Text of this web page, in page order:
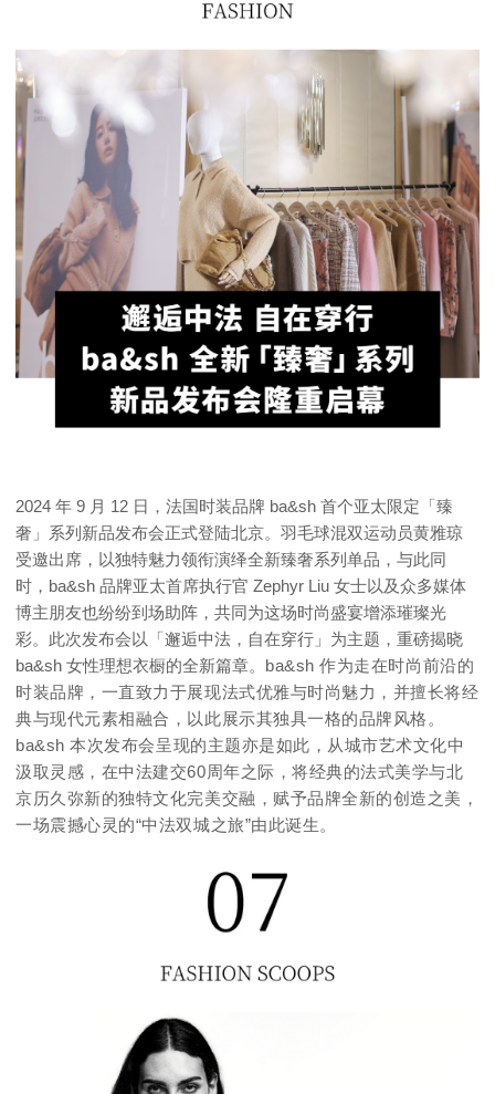
2024 年 9 月 12 日，法国时装品牌 ba&sh 首个亚太限定「臻
奢」系列新品发布会正式登陆北京。羽毛球混双运动员黄雅琼
受邀出席，以独特魅力领衔演绎全新臻奢系列单品，与此同
时，ba&sh 品牌亚太首席执行官 Zephyr Liu 女士以及众多媒体
博主朋友也纷纷到场助阵，共同为这场时尚盛宴增添璀璨光
彩。此次发布会以「邂逅中法，自在穿行」为主题，重磅揭晓
ba&sh 女性理想衣橱的全新篇章。 ba&sh 作为走在时尚前沿的
时装品牌，一直致力于展现法式优雅与时尚魅力，并擅长将经
典与现代元素相融合，以此展示其独具一格的品牌风格。
ba&sh 本次发布会呈现的主题亦是如此，从城市艺术文化中
汲取灵感，在中法建交60周年之际，将经典的法式美学与北
京历久弥新的独特文化完美交融，赋予品牌全新的创造之美，
一场震撼心灵的“中法双城之旅”由此诞生。